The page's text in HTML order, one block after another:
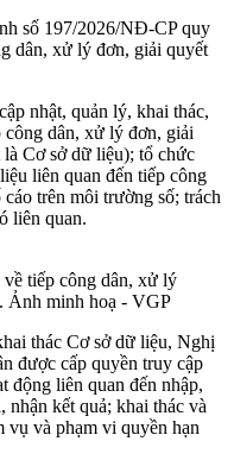
số 197/2026/NĐ-CP quy
dân, xử lý đơn, giải quyết
nhật, quản lý, khai thác,
dân, xử lý đơn, giải
Cơ sở dữ liệu); tổ chức
liên quan đến tiếp công
trên môi trường số; trách
liên quan.
tiếp công dân, xử lý
Ảnh minh hoạ - VGP
thác Cơ sở dữ liệu, Nghị
được cấp quyền truy cập
động liên quan đến nhập,
kết quả; khai thác và
vụ và phạm vi quyền hạn